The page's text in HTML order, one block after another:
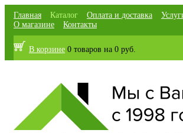
Главная Каталог Оплата и доставка
О магазине
Контакты
В корзине 0 товаров на 0 руб.